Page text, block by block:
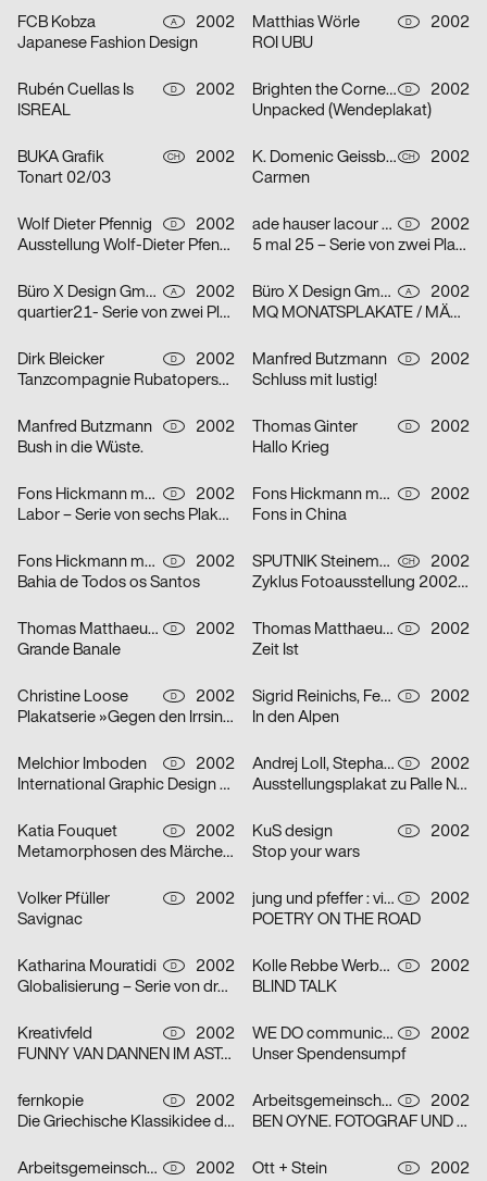
FCB Kobza A
2002
Japanese Fashion Design
Matthias Wörle D
2002
ROI UBU
Rubén Cuellas Is D
2002
ISREAL
Brighten the Corners Studio for Design D
2002
Unpacked (Wendeplakat)
BUKA Grafik CH
2002
Tonart 02/03
K. Domenic Geissbühler CH
2002
Carmen
Wolf Dieter Pfennig D
2002
Ausstellung Wolf-Dieter Pfennig in der Galerie Sillack Dresden
ade hauser lacour kommunikationsgestaltung gmbh D
2002
5 mal 25 – Serie von zwei Plakaten
Büro X Design GmbH A
2002
quartier21- Serie von zwei Plakaten
Büro X Design GmbH A
2002
MQ MONATSPLAKATE / MÄRZ 2002 – Serie von zwei Plakaten
Dirk Bleicker D
2002
Tanzcompagnie Rubatoperson to person Premiere
Manfred Butzmann D
2002
Schluss mit lustig!
Manfred Butzmann D
2002
Bush in die Wüste.
Thomas Ginter D
2002
Hallo Krieg
Fons Hickmann m23 D
2002
Labor – Serie von sechs Plakaten
Fons Hickmann m23 D
2002
Fons in China
Fons Hickmann m23 D
2002
Bahia de Todos os Santos
SPUTNIK Steinemann & Co. CH
2002
Zyklus Fotoausstellung 2002 in der Luzerner Designgalerie – Serie von drei Plakaten
Thomas Matthaeus Müller D
2002
Grande Banale
Thomas Matthaeus Müller D
2002
Zeit Ist
Christine Loose D
2002
Plakatserie »Gegen den Irrsinn«
Sigrid Reinichs, Fenja Spiess D
2002
In den Alpen
Melchior Imboden D
2002
International Graphic Design Education Forum Beijin, China 2002 – Serie von zwei Plakaten
Andrej Loll, Stephanie Marx D
2002
Ausstellungsplakat zu Palle Nielsen
Katia Fouquet D
2002
Metamorphosen des Märchens
KuS design D
2002
Stop your wars
Volker Pfüller D
2002
Savignac
jung und pfeffer : visuelle Kommunikation D
2002
POETRY ON THE ROAD
Katharina Mouratidi D
2002
Globalisierung – Serie von drei Plakaten
Kolle Rebbe Werbeagentur GmbH D
2002
BLIND TALK
Kreativfeld D
2002
FUNNY VAN DANNEN IM ASTA – KELLER
WE DO communication GmbH D
2002
Unser Spendensumpf
fernkopie D
2002
Die Griechische Klassikidee der Wirklichkeit – Serie von zwei Plakaten
Arbeitsgemeinschaft für visuelle und verbale Kommunikation Uwe Loesch D
2002
BEN OYNE. FOTOGRAF UND FILMEMACHER
Arbeitsgemeinschaft für visuelle und verbale Kommunikation Uwe Loesch D
2002
Ott + Stein D
2002